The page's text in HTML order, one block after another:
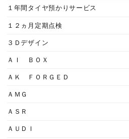
１年間タイヤ預かりサービス
１２ヵ月定期点検
３Ｄデザイン
ＡＩ ＢＯＸ
ＡＫ ＦＯＲＧＥＤ
ＡＭＧ
ＡＳＲ
ＡＵＤＩ